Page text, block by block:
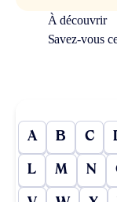
À découvrir
Savez-vous
A B C
L M N